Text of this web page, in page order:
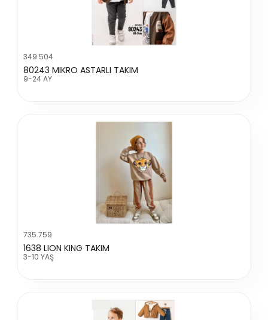
349.504
80243 MIKRO ASTARLI TAKIM
9-24 AY
735.759
1638 LION KING TAKIM
3-10 YAŞ